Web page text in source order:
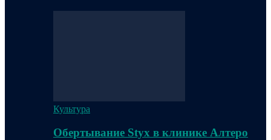
Культура
Обертывание Styx в клинике Алтеро